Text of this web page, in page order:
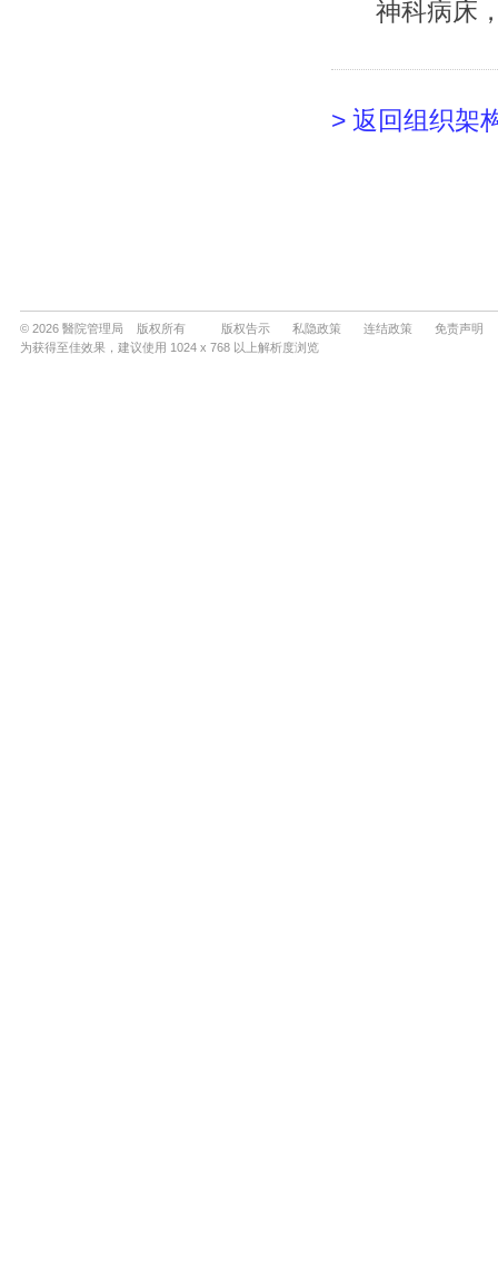
© 2026 醫院管理局 版权所有 版权告示 私隐政策 连结政策
免责声明
为获得至佳效果，建议使用 1024 x 768 以上解析度浏览